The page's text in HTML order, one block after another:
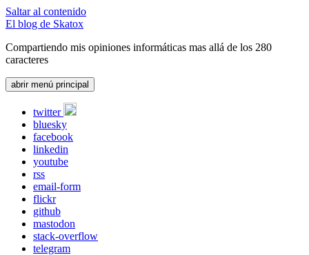
Saltar al contenido
El blog de Skatox
Compartiendo mis opiniones informáticas mas allá de los 280
caracteres
abrir menú principal
twitter
bluesky
facebook
linkedin
youtube
rss
email-form
flickr
github
mastodon
stack-overflow
telegram